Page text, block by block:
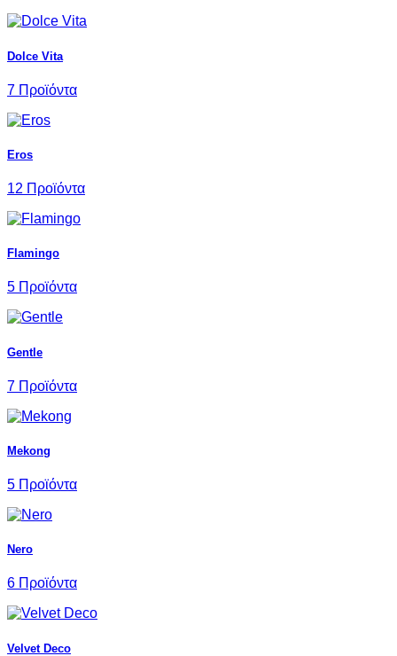
Dolce Vita
7 Προϊόντα
Eros
12 Προϊόντα
Flamingo
5 Προϊόντα
Gentle
7 Προϊόντα
Mekong
5 Προϊόντα
Nero
6 Προϊόντα
Velvet Deco